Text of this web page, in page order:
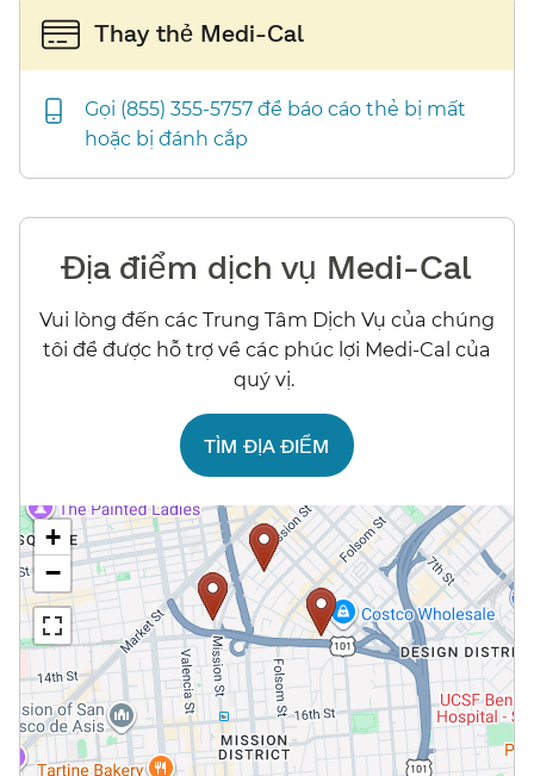
Thay thẻ Medi-Cal​​
Gọi (855) 355-5757 để báo cáo thẻ bị mất
hoặc bị đánh cắp​​
Địa điểm dịch vụ Medi-Cal​​
Vui lòng đến các Trung Tâm Dịch Vụ của chúng
tôi để được hỗ trợ về các phúc lợi Medi-Cal của
quý vị.​​
TÌM ĐỊA ĐIỂM​​
+
−